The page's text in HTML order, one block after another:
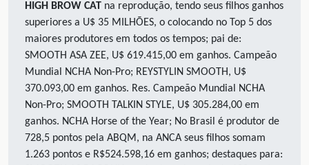
HIGH BROW CAT na reprodução, tendo seus filhos ganhos
superiores a U$ 35 MILHÕES, o colocando no Top 5 dos
maiores produtores em todos os tempos; pai de:
SMOOTH ASA ZEE, U$ 619.415,00 em ganhos. Campeão
Mundial NCHA Non-Pro; REYSTYLIN SMOOTH, U$
370.093,00 em ganhos. Res. Campeão Mundial NCHA
Non-Pro; SMOOTH TALKIN STYLE, U$ 305.284,00 em
ganhos. NCHA Horse of the Year; No Brasil é produtor de
728,5 pontos pela ABQM, na ANCA seus filhos somam
1.263 pontos e R$524.598,16 em ganhos; destaques para: